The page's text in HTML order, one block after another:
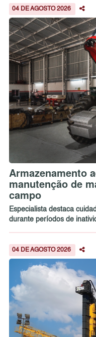
04 DE AGOSTO 2026
Armazenamento
manutenção de
campo
Especialista destaca
durante períodos de
04 DE AGOSTO 2026